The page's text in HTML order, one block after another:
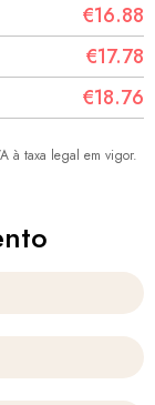
€16.88
€17.78
€18.76
à taxa legal em vigor.